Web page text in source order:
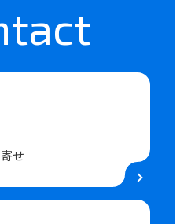
せ